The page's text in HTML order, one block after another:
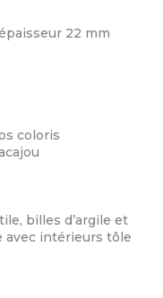
22 mm
coloris
billes d’argile et
avec intérieurs tôle